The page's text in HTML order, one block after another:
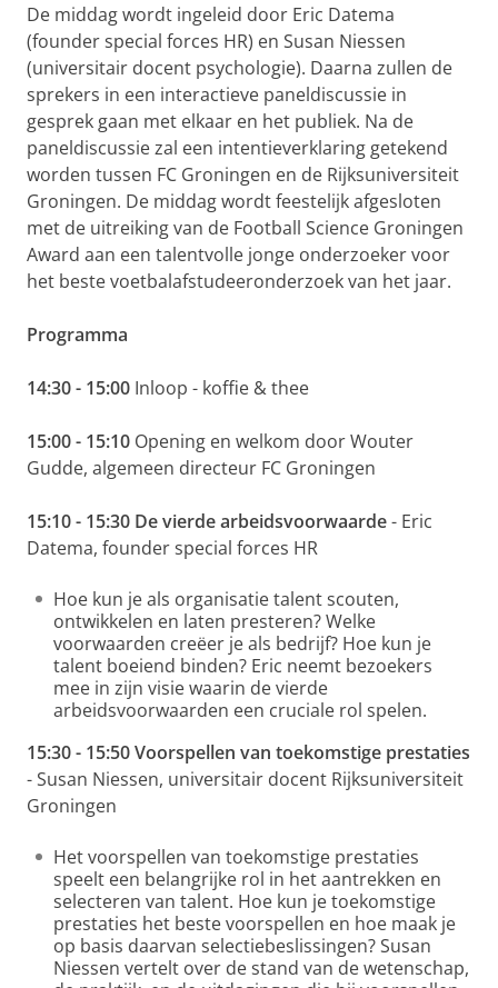
De middag wordt ingeleid door Eric Datema
(founder special forces HR) en Susan Niessen
(universitair docent psychologie). Daarna zullen de
sprekers in een interactieve paneldiscussie in
gesprek gaan met elkaar en het publiek. Na de
paneldiscussie zal een intentieverklaring getekend
worden tussen FC Groningen en de Rijksuniversiteit
Groningen. De middag wordt feestelijk afgesloten
met de uitreiking van de Football Science Groningen
Award aan een talentvolle jonge onderzoeker voor
het beste voetbalafstudeeronderzoek van het jaar.
Programma
14:30 - 15:00 Inloop - koffie & thee
15:00 - 15:10 Opening en welkom door Wouter
Gudde, algemeen directeur FC Groningen
15:10 - 15:30 De vierde arbeidsvoorwaarde- Eric
Datema, founder special forces HR
Hoe kun je als organisatie talent scouten,
ontwikkelen en laten presteren? Welke
voorwaarden creëer je als bedrijf? Hoe kun je
talent boeiend binden? Eric neemt bezoekers
mee in zijn visie waarin de vierde
arbeidsvoorwaarden een cruciale rol spelen.
15:30 - 15:50Voorspellen van toekomstige prestaties
- Susan Niessen, universitair docent Rijksuniversiteit
Groningen
Het voorspellen van toekomstige prestaties
speelt een belangrijke rol in het aantrekken en
selecteren van talent. Hoe kun je toekomstige
prestaties het beste voorspellen en hoe maak je
op basis daarvan selectiebeslissingen? Susan
Niessen vertelt over de stand van de wetenschap,